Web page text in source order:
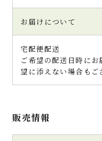
お届けについて
宅配便配送
ご希望の配送日時に
望に添えない場合もご
販売情報